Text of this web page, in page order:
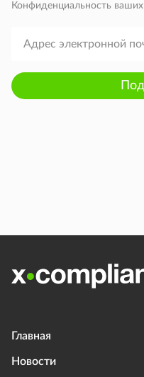
Конфиденциальность
Главная
Новости